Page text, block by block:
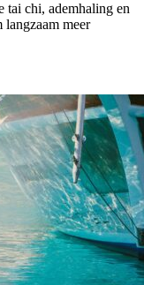
tai chi, ademhaling en
meer